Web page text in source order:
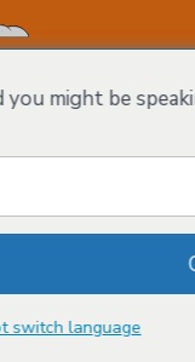
might be
switch language